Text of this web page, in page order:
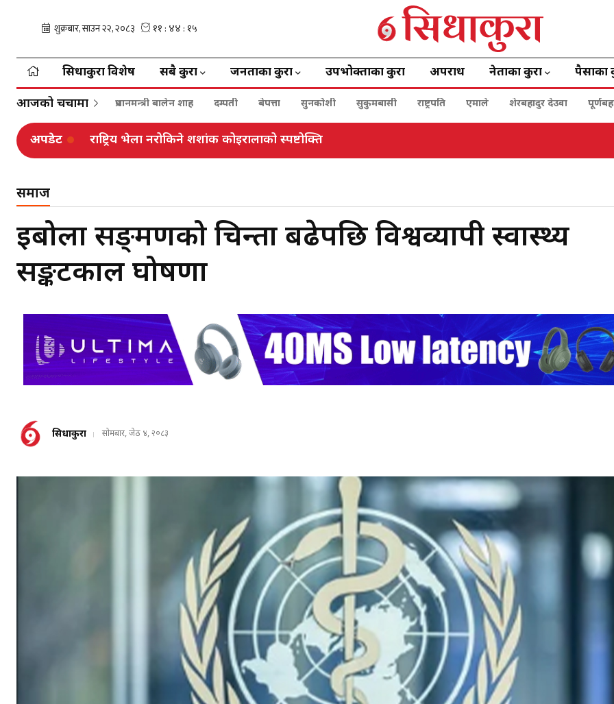
सिधाकुरा विशेष सबै कुरा जनताका कुरा उपभोक्ताका कुरा अपराध नेताका कुरा पैसाका
आजको चर्चामा प्रधानमन्त्री बालेन शाह दम्पती बेपत्ता सुनकोशी सुकुमबासी राष्ट्रपति एमाले शेरबहादुर देउवा
अपडेट सदनमा उठ्यो सुनकोशीमा वृद्ध दम्पती बेपत्ता भएको घटना
समाज
इबोला सङ्क्रमणको चिन्ता बढेपछि विश्वव्यापी स्वास्थ्य
सङ्कटकाल घोषणा
सिधाकुरा सोमबार, जेठ ४, २०८३